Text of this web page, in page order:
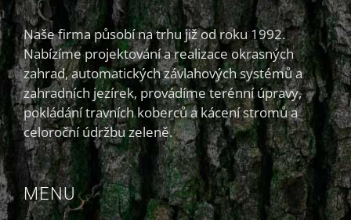
Naše firma působí na trhu již od roku 1992.
Nabízíme projektování a realizace okrasných
zahrad, automatických závlahových systémů a
zahradních jezírek, provádíme terénní úpravy,
pokládání travních koberců a kácení stromů a
celoroční údržbu zeleně.
MENU